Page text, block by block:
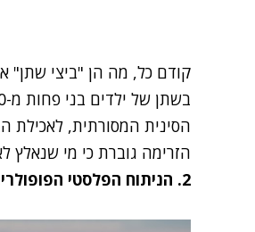
קודם כל, מה הן "ביצי שתן"
הסינית המסורתית, לאכילת
הזרימה גוברת כי מי שנאלץ
2. הניתוח הפלסטי הפופולרי: "שחזור קרום הבתולין"